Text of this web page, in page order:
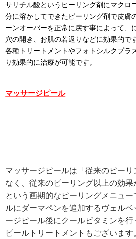
サリチル酸というピーリング剤にマクロ
分に溶かしてできたピーリング剤で皮膚
ーンオーバーを正常に戻す事によって、
穴の開き、お肌の若返りなどに効果的で
各種トリートメントやフォトシルクプラ
り効果的に治療が可能です。
マッサージピール
マッサージピールは「従来のピー
なく、従来のピーリング以上の効果
という画期的なピーリングメニュ
ルにダーマペンを追加するヴェル
ージピール後にクールビタミンを
ピールトリートメントもございます。